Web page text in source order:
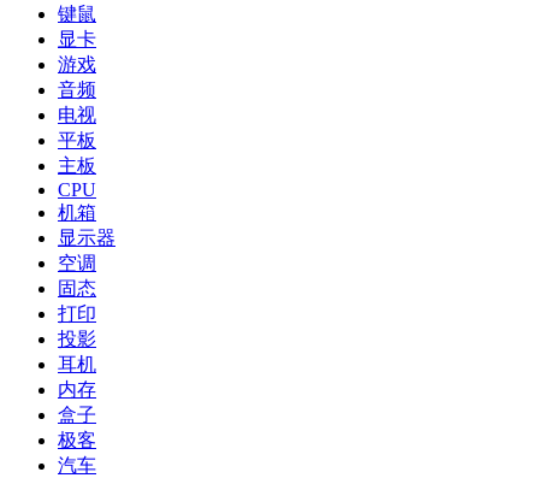
键鼠
显卡
游戏
音频
电视
平板
主板
CPU
机箱
显示器
空调
固态
打印
投影
耳机
内存
盒子
极客
汽车